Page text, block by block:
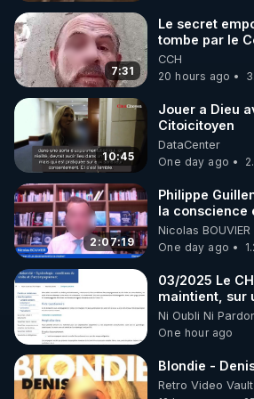
Y sont exposées les preuves de
réalité et des liens entre :
1) L’hydroxyde de graphène et
dans les vaccins pour les
2) Les outils électromagnétiques
infrastructures les faisant
3) L’histoire des témoins et des
depuis déjà 30 ans et bien avant
Pour en savoir plus : PDF qui sert
https://tinyurl.com/2u5h6a9r
Vidéos des précédents et des
7:31
Le secret
tombe par le
Cousteau le 25
CCH
20 hours ago
10:45
Jouer a Dieu
Citoicitoyen
DataCenter
One day ago
2:07:19
Philippe
la conscience
Nicolas BOUVIER
One day ago
03/2025 Le
maintient, sur
mise à jour,
sanitaires
maternité.
hospitalisée
dépistage
Ni Oubli Ni
One hour ago
Blondie -
Retro Video Vault